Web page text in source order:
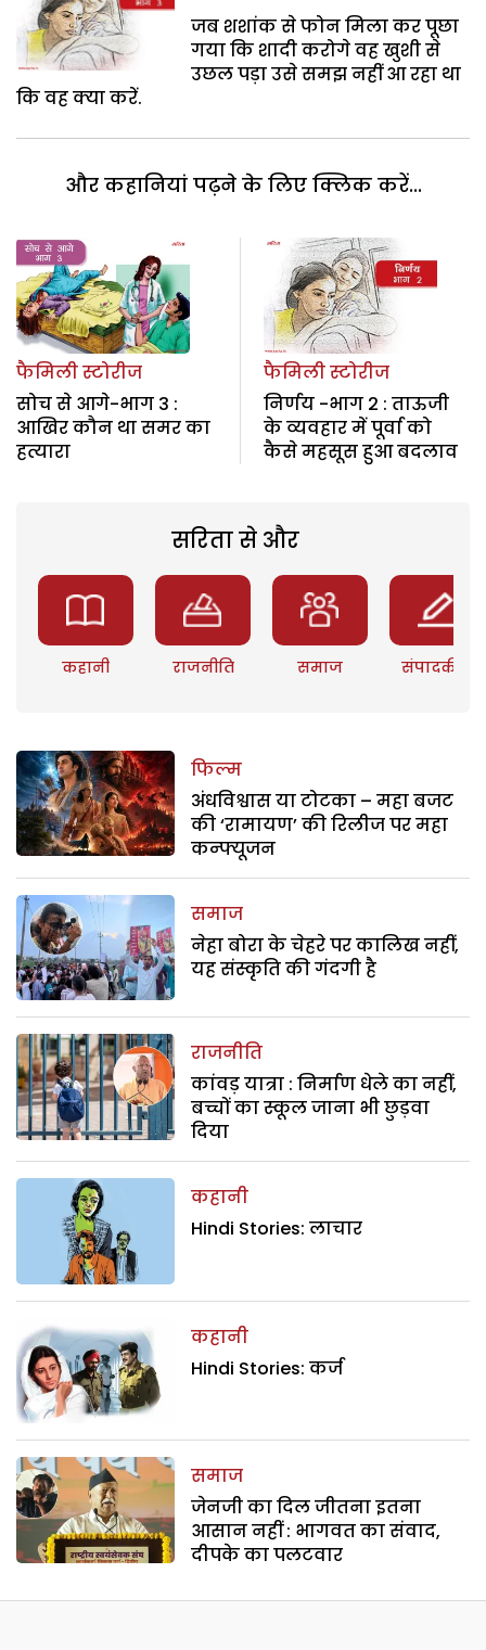
जब शशांक से फोन मिला कर पूछा
गया कि शादी करोगे वह खुशी से
उछल पड़ा उसे समझ नहीं आ रहा था
कि वह क्या करें.
और कहानियां पढ़ने के लिए क्लिक करें...
फैमिली स्टोरीज
सोच से आगे-भाग 3 :
आखिर कौन था समर का
हत्यारा
फैमिली स्टोरीज
निर्णय -भाग 2 : ताऊजी
के व्यवहार में पूर्वा को
कैसे महसूस हुआ बदलाव
सरिता से और
कहानी राजनीति समाज संपादकीय
फिल्म
अंधविश्वास या टोटका – महा बजट
की ‘रामायण’ की रिलीज पर महा
कन्फ्यूजन
समाज
नेहा बोरा के चेहरे पर कालिख नहीं,
यह संस्कृति की गंदगी है
राजनीति
कांवड़ यात्रा : निर्माण धेले का नहीं,
बच्चों का स्कूल जाना भी छुड़वा
दिया
कहानी
Hindi Stories: लाचार
कहानी
Hindi Stories: कर्ज
समाज
जेनजी का दिल जीतना इतना
आसान नहीं : भागवत का संवाद,
दीपके का पलटवार